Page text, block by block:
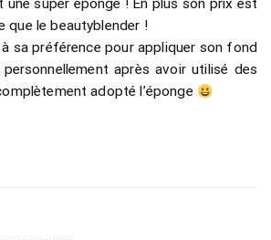
une super éponge ! En plus son prix est
que le beautyblender !
sa préférence pour appliquer son fond
après avoir utilisé des
adopté l’éponge